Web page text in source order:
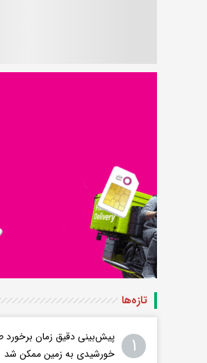
تازه‌ها
۱
پیش‌بینی دقیق زمان برخورد
خورشیدی به زمین ممکن شد